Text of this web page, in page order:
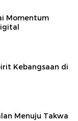
Momentum
Kebangsaan di
Menuju Takwa